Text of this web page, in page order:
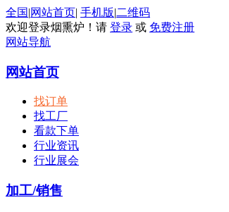
全国|网站首页| 手机版|二维码
欢迎登录烟熏炉！请 登录 或 免费注册
网站导航
网站首页
找订单
找工厂
看款下单
行业资讯
行业展会
加工/销售